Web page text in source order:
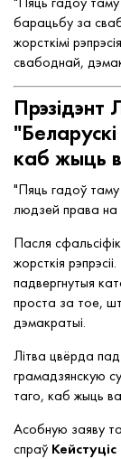
барацьбу за
жорсткімі
свабоднай,
Прэзідэнт
каб жыць
"Пяць гадоў таму
людзей права на
Пасля
жорсткія
падвергнутыя
проста за тое,
дэмакратыі.
Літва цвёрда
грамадзянскую
таго, каб жыць
Асобную заяву
спраў